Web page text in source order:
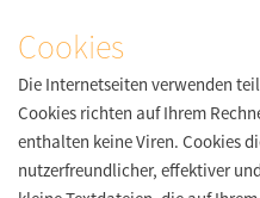
Cookies
Die Internetseiten verwenden
Cookies richten auf Ihrem
enthalten keine Viren. Cookies
nutzerfreundlicher, effektiver